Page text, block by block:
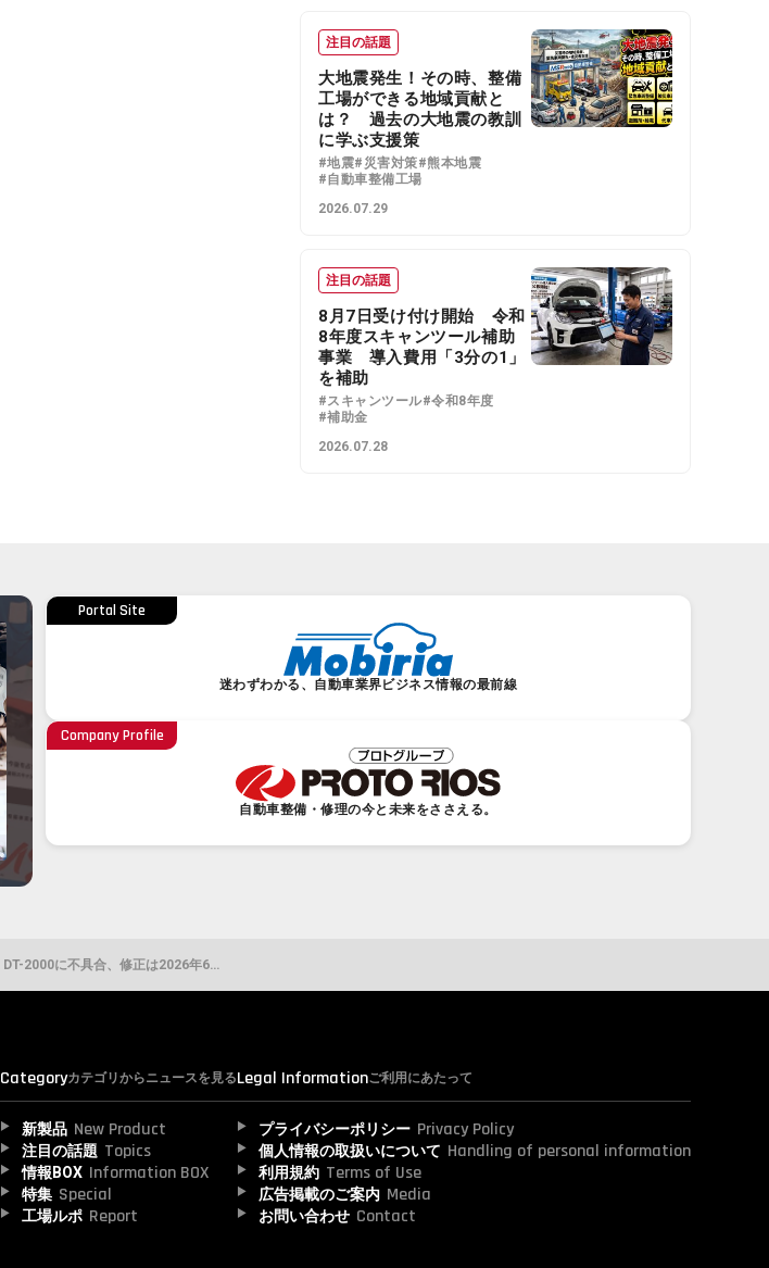
注目の話題
大地震発生！その時、整備
工場ができる地域貢献と
は？ 過去の大地震の教訓
に学ぶ支援策
#地震#災害対策#熊本地震
#自動車整備工場
2026.07.29
注目の話題
8月7日受け付け開始 令和
8年度スキャンツール補助
事業 導入費用「3分の1」
を補助
#スキャンツール#令和8年度
#補助金
2026.07.28
Portal Site
迷わずわかる、自動車業界ビジネス情報の最前線
Company Profile
自動車整備・修理の今と未来をささえる。
USBドライバーがPCに認識されなくなる 日本ベンチャーのスキャンツールDT-3300・DT-2000に不具合、修正は2026年6月末まで
Categoryカテゴリからニュースを見る
新製品 New Product
注目の話題 Topics
情報BOX Information BOX
特集 Special
工場ルポ Report
Legal Informationご利用にあたって
プライバシーポリシー Privacy Policy
個人情報の取扱いについて Handling of personal information
利用規約 Terms of Use
広告掲載のご案内 Media
お問い合わせ Contact